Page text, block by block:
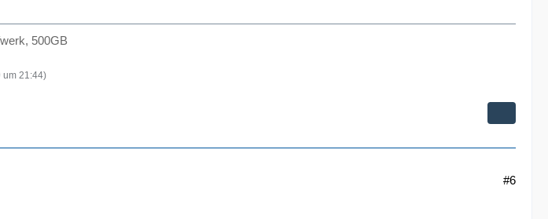
500GB
um 21:44)
#6